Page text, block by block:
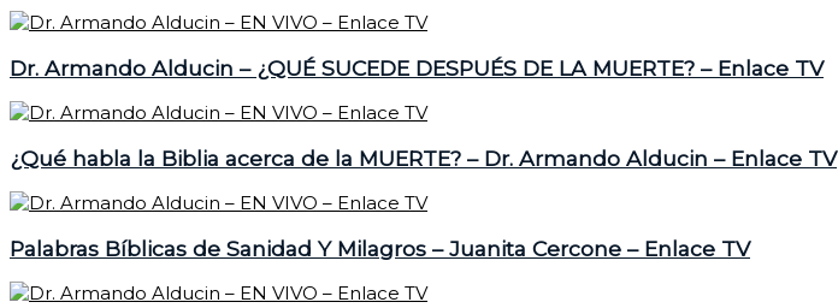
Dr. Armando Alducin – ¿QUÉ SUCEDE DESPUÉS DE LA MUERTE? – Enlace TV
¿Qué habla la Biblia acerca de la MUERTE? – Dr. Armando Alducin – Enlace TV
Palabras Bíblicas de Sanidad Y Milagros – Juanita Cercone – Enlace TV